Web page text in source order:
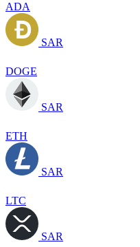
ADA
SAR
DOGE
SAR
ETH
SAR
LTC
SAR